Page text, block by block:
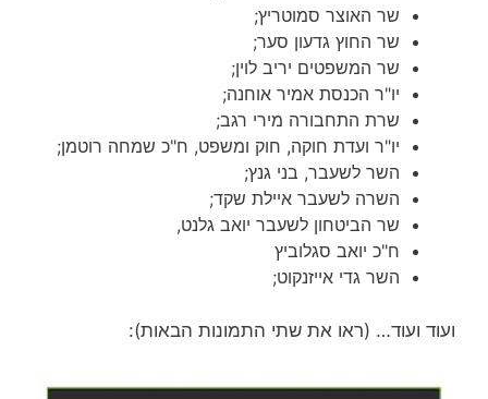
שר האוצר סמוטריץ;
שר החוץ גדעון סער;
שר המשפטים יריב לוין;
יו"ר הכנסת אמיר אוחנה;
שרת התחבורה מירי רגב;
יו"ר ועדת חוקה, חוק ומשפט, ח"כ שמחה רוטמן;
השר לשעבר, בני גנץ;
השרה לשעבר איילת שקד;
שר הביטחון לשעבר יואב גלנט,
ח"כ יואב סגלוביץ
השר גדי אייזנקוט;
ועוד ועוד… (ראו את שתי התמונות הבאות):